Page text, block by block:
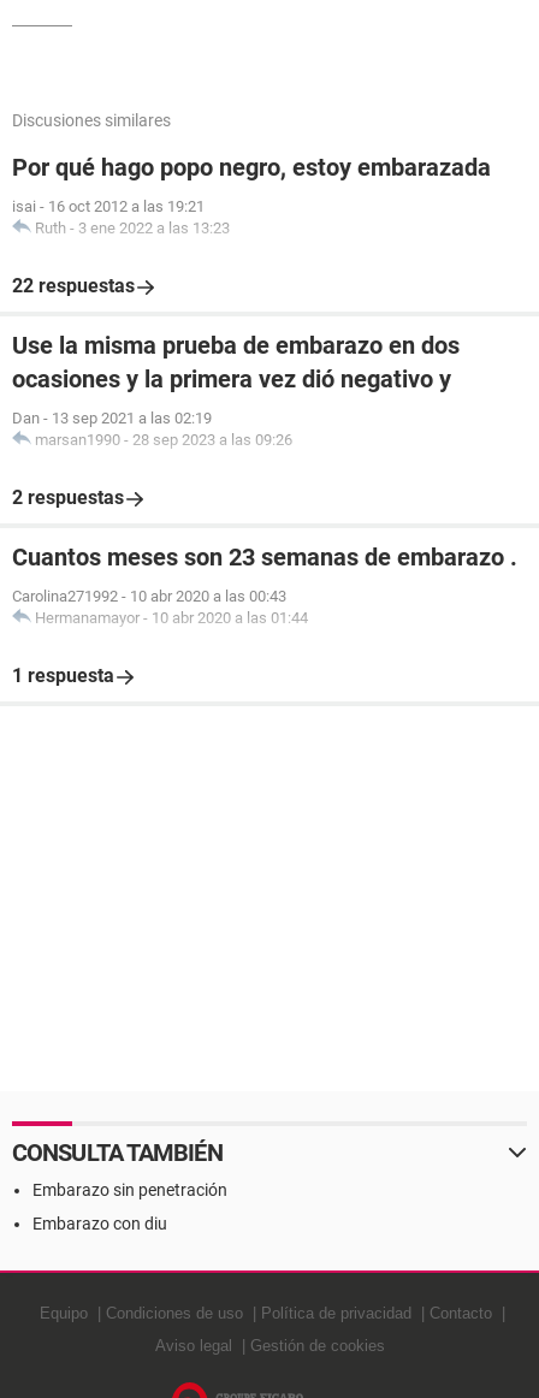
Discusiones similares
Por qué hago popo negro, estoy embarazada
isai - 16 oct 2012 a las 19:21
Ruth - 3 ene 2022 a las 13:23
22 respuestas
Use la misma prueba de embarazo en dos
ocasiones y la primera vez dió negativo y
Dan - 13 sep 2021 a las 02:19
marsan1990 - 28 sep 2023 a las 09:26
2 respuestas
Cuantos meses son 23 semanas de embarazo .
Carolina271992 - 10 abr 2020 a las 00:43
Hermanamayor - 10 abr 2020 a las 01:44
1 respuesta
CONSULTA TAMBIÉN
Embarazo sin penetración
Embarazo con diu
Equipo Condiciones de uso Política de privacidad
Contacto
Aviso legal
Gestión de cookies